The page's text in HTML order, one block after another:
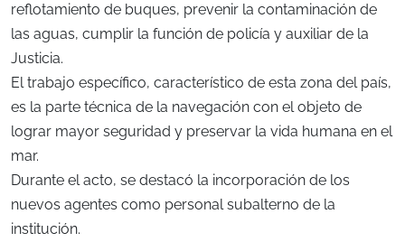
reflotamiento de buques, prevenir la contaminación de
las aguas, cumplir la función de policía y auxiliar de la
Justicia.
El trabajo específico, característico de esta zona del país,
es la parte técnica de la navegación con el objeto de
lograr mayor seguridad y preservar la vida humana en el
mar.
Durante el acto, se destacó la incorporación de los
nuevos agentes como personal subalterno de la
institución.